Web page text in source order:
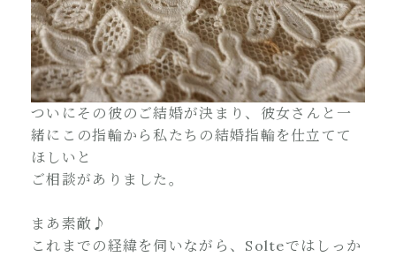
ついにその彼のご結婚が決まり、彼女さんと一
緒にこの指輪から私たちの結婚指輪を仕立てて
ほしいと
ご相談がありました。
まあ素敵♪
これまでの経緯を伺いながら、Solteではしっか